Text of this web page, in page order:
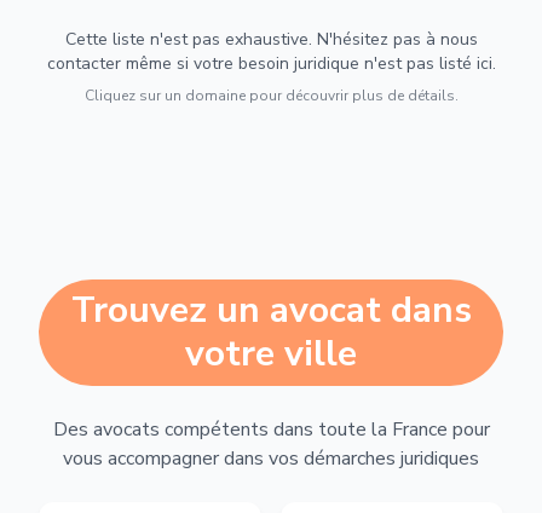
Cette liste n'est pas exhaustive. N'hésitez pas à nous
contacter même si votre besoin juridique n'est pas listé ici.
Cliquez sur un domaine pour découvrir plus de détails.
Trouvez un avocat dans
votre ville
Des avocats compétents dans toute la France pour
vous accompagner dans vos démarches juridiques